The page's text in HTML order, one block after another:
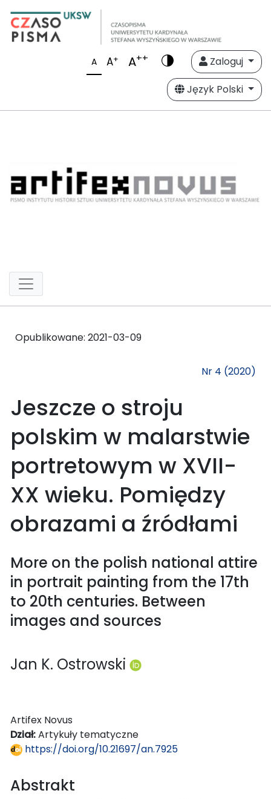
A A+ A++
Zaloguj
Język Polski
Opublikowane: 2021-03-09
Nr 4 (2020)
Jeszcze o stroju
polskim w malarstwie
portretowym w XVII-
XX wieku. Pomiędzy
obrazami a źródłami
More on the polish national attire
in portrait painting from the 17th
to 20th centuries. Between
images and sources
Jan K. Ostrowski
Artifex Novus
Dział:Artykuły tematyczne
https://doi.org/10.21697/an.7925
Abstrakt